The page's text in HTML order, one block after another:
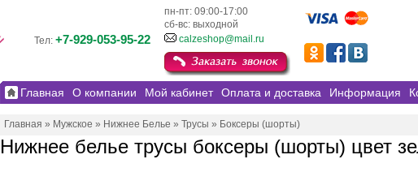
пн-пт: 09:00-17:00
сб-вс: выходной
Тел: +7-929-053-95-22 calzeshop@mail.ru
Главная О компании Мой кабинет Оплата и доставка Информация
Главная » Мужское » Нижнее Белье » Трусы » Боксеры (шорты)
Нижнее белье трусы боксеры (шорты) цвет